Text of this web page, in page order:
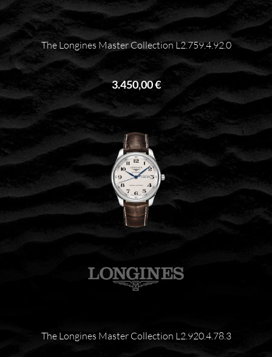
The Longines Master Collection L2.759.4.92.0
3.450,00 €
The Longines Master Collection L2.920.4.78.3